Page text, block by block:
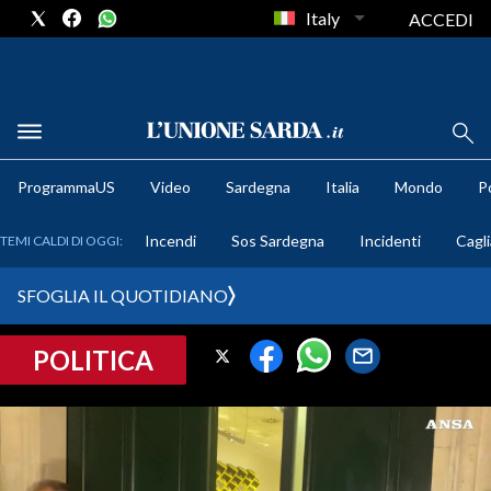
METEO
CRONACA SARDEGNA
SULCIS IGLESIENTE
Italy ACCEDI
ProgrammaUS Video Sardegna Italia Mondo
TEMI CALDI DI OGGI: Incendi Sos Sardegna Incidenti
SFOGLIA IL QUOTIDIANO
POLITICA